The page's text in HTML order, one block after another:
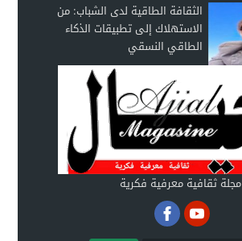
الثقافة الطاقية لدى الشباب: من
الاستهلاك إلى تطبيقات الذكاء
الطاقي النسقي
مجلة ثقافية معرفية فكرية